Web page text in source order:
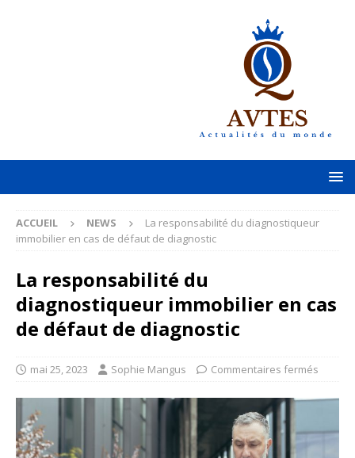
ACCUEIL NEWS
La responsabilité du diagnostiqueur
immobilier en cas de défaut de diagnostic
La responsabilité du
diagnostiqueur immobilier en cas
de défaut de diagnostic
mai 25, 2023 Sophie Mangus Commentaires fermés